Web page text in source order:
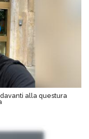
alla questura